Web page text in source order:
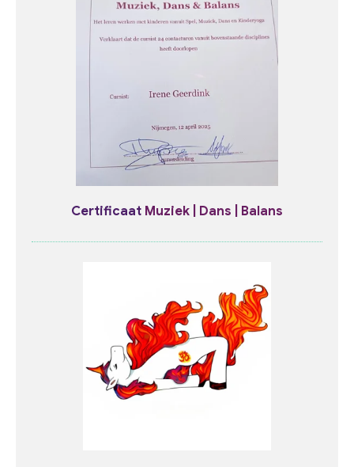
Certificaat Muziek | Dans | Balans